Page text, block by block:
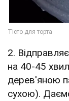
2.
на 40-45
дерев'яною
сухою).